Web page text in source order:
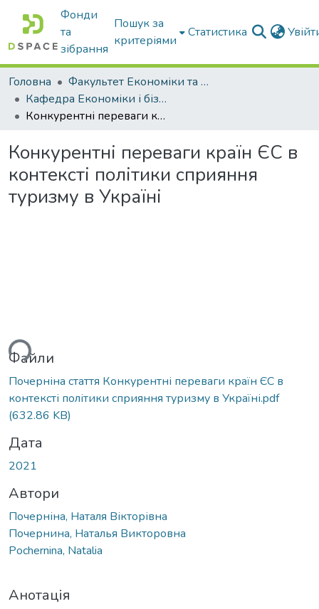
Фонди
та
зібрання
Пошук за
критеріями
Статистика
Головна
Факультет Економіки та бізнесу
Кафедра Економіки і бізнесу
Конкурентні переваги країн ЄС в контексті політики сприяння туризму в Україні
Конкурентні переваги країн ЄС в
контексті політики сприяння
туризму в Україні
Файли
Почерніна стаття Конкурентні переваги країн ЄС в
контексті політики сприяння туризму в Україні.pdf
(632.86 KB)
Дата
2021
Автори
Почерніна, Наталя Вікторівна
Почернина, Наталья Викторовна
Pochernina, Natalia
Анотація